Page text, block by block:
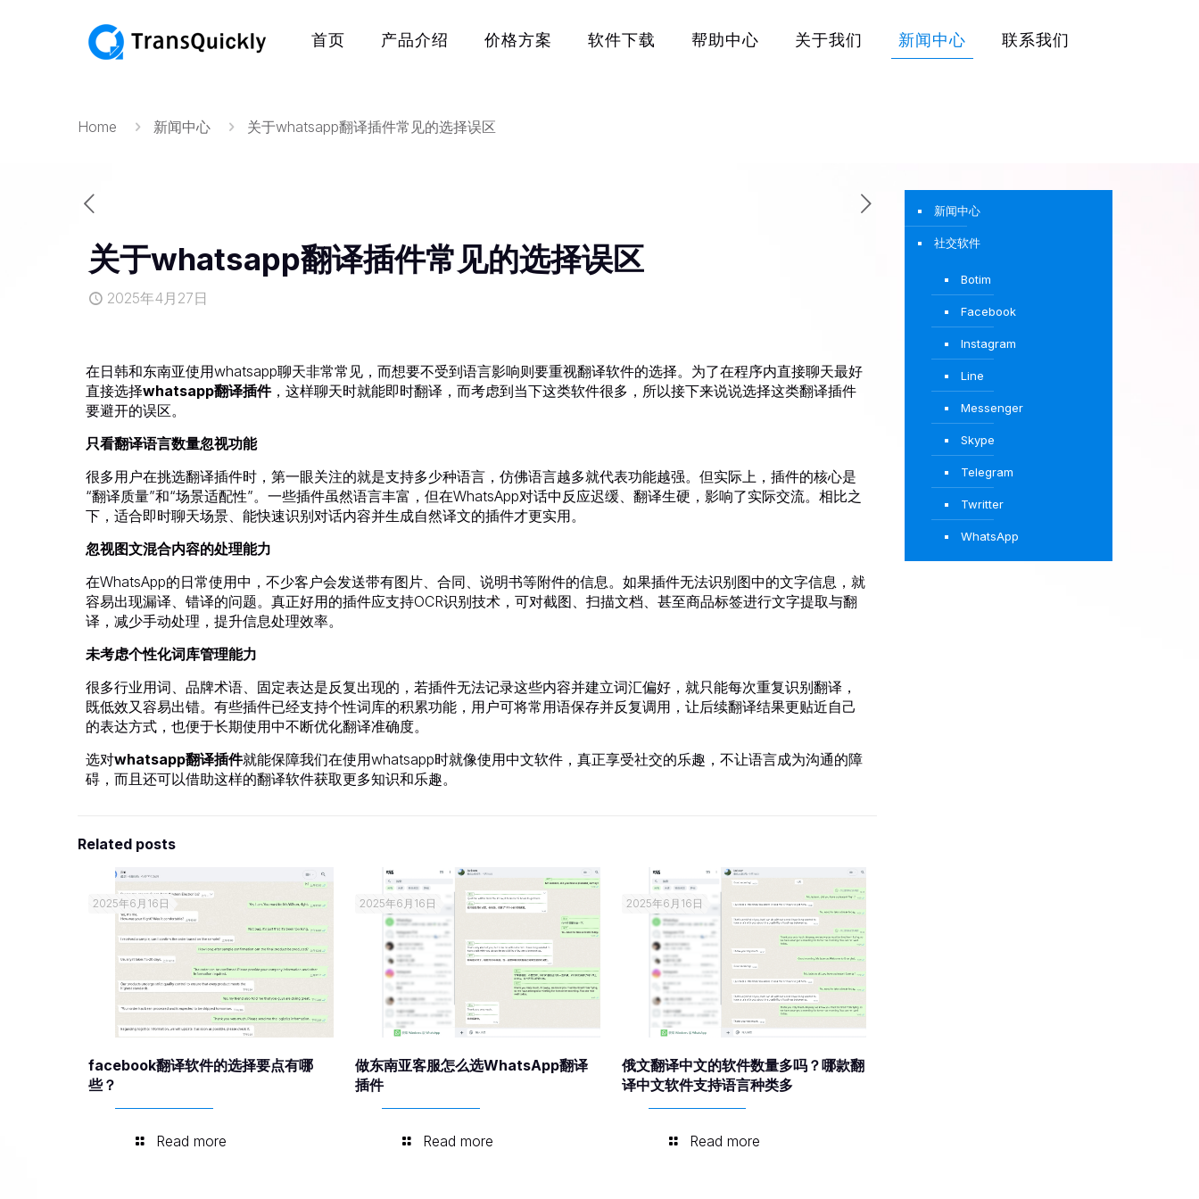
首页 产品介绍 价格方案 软件下载 帮助中心 关于我们 新闻中心 联系我们
Home 新闻中心 关于whatsapp翻译插件常见的选择误区
关于whatsapp翻译插件常见的选择误区
2025年4月27日
在日韩和东南亚使用whatsapp聊天非常常见，而想要不受到语言影响则要重视翻译软件的选择。为了在程序内直接聊天最好
直接选择whatsapp翻译插件，这样聊天时就能即时翻译，而考虑到当下这类软件很多，所以接下来说说选择这类翻译插件
要避开的误区。
只看翻译语言数量忽视功能
很多用户在挑选翻译插件时，第一眼关注的就是支持多少种语言，仿佛语言越多就代表功能越强。但实际上，插件的核心是
“翻译质量”和“场景适配性”。一些插件虽然语言丰富，但在WhatsApp对话中反应迟缓、翻译生硬，影响了实际交流。相比之
下，适合即时聊天场景、能快速识别对话内容并生成自然译文的插件才更实用。
忽视图文混合内容的处理能力
在WhatsApp的日常使用中，不少客户会发送带有图片、合同、说明书等附件的信息。如果插件无法识别图中的文字信息，就
容易出现漏译、错译的问题。真正好用的插件应支持OCR识别技术，可对截图、扫描文档、甚至商品标签进行文字提取与翻
译，减少手动处理，提升信息处理效率。
未考虑个性化词库管理能力
很多行业用词、品牌术语、固定表达是反复出现的，若插件无法记录这些内容并建立词汇偏好，就只能每次重复识别翻译，
既低效又容易出错。有些插件已经支持个性词库的积累功能，用户可将常用语保存并反复调用，让后续翻译结果更贴近自己
的表达方式，也便于长期使用中不断优化翻译准确度。
选对whatsapp翻译插件就能保障我们在使用whatsapp时就像使用中文软件，真正享受社交的乐趣，不让语言成为沟通的障
碍，而且还可以借助这样的翻译软件获取更多知识和乐趣。
Related posts
2025年6月16日
facebook翻译软件的选择要点有哪
些？
Read more
2025年6月16日
做东南亚客服怎么选WhatsApp翻译
插件
Read more
2025年6月16日
俄文翻译中文的软件数量多吗？哪款翻
译中文软件支持语言种类多
Read more
新闻中心
社交软件
Botim
Facebook
Instagram
Line
Messenger
Skype
Telegram
Twritter
WhatsApp